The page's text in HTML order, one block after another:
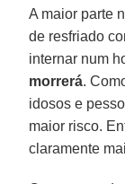
A maior parte
de resfriado
internar num
morrerá.
idosos e
maior risco.
claramente